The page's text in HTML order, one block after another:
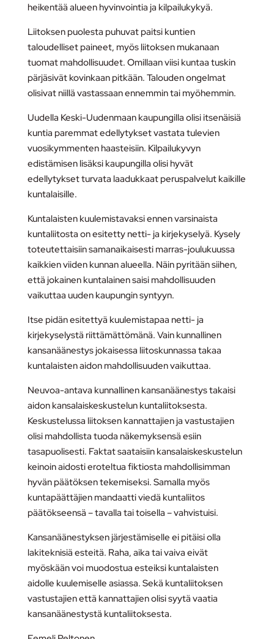
heikentää alueen hyvinvointia ja kilpailukykyä.
Liitoksen puolesta puhuvat paitsi kuntien
taloudelliset paineet, myös liitoksen mukanaan
tuomat mahdollisuudet. Omillaan viisi kuntaa tuskin
pärjäsivät kovinkaan pitkään. Talouden ongelmat
olisivat niillä vastassaan ennemmin tai myöhemmin.
Uudella Keski-Uudenmaan kaupungilla olisi itsenäisiä
kuntia paremmat edellytykset vastata tulevien
vuosikymmenten haasteisiin. Kilpailukyvyn
edistämisen lisäksi kaupungilla olisi hyvät
edellytykset turvata laadukkaat peruspalvelut kaikille
kuntalaisille.
Kuntalaisten kuulemistavaksi ennen varsinaista
kuntaliitosta on esitetty netti- ja kirjekyselyä. Kysely
toteutettaisiin samanaikaisesti marras-joulukuussa
kaikkien viiden kunnan alueella. Näin pyritään siihen,
että jokainen kuntalainen saisi mahdollisuuden
vaikuttaa uuden kaupungin syntyyn.
Itse pidän esitettyä kuulemistapaa netti- ja
kirjekyselystä riittämättömänä. Vain kunnallinen
kansanäänestys jokaisessa liitoskunnassa takaa
kuntalaisten aidon mahdollisuuden vaikuttaa.
Neuvoa-antava kunnallinen kansanäänestys takaisi
aidon kansalaiskeskustelun kuntaliitoksesta.
Keskustelussa liitoksen kannattajien ja vastustajien
olisi mahdollista tuoda näkemyksensä esiin
tasapuolisesti. Faktat saataisiin kansalaiskeskustelun
keinoin aidosti eroteltua fiktiosta mahdollisimman
hyvän päätöksen tekemiseksi. Samalla myös
kuntapäättäjien mandaatti viedä kuntaliitos
päätökseensä – tavalla tai toisella – vahvistuisi.
Kansanäänestyksen järjestämiselle ei pitäisi olla
lakiteknisiä esteitä. Raha, aika tai vaiva eivät
myöskään voi muodostua esteiksi kuntalaisten
aidolle kuulemiselle asiassa. Sekä kuntaliitoksen
vastustajien että kannattajien olisi syytä vaatia
kansanäänestystä kuntaliitoksesta.